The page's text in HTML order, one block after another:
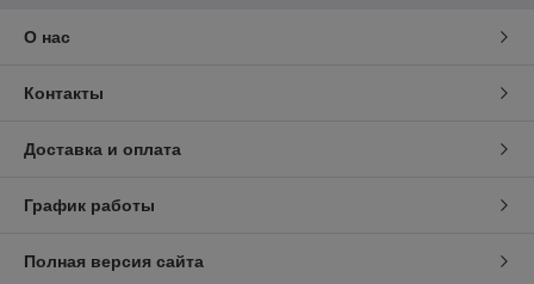
О нас
Контакты
Доставка и оплата
График работы
Полная версия сайта